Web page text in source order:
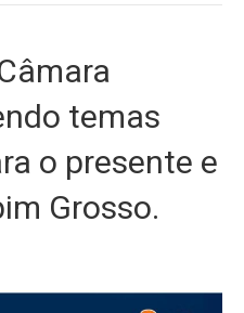
temas
o presente e
Grosso.